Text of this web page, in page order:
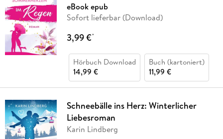
eBook epub
Sofort lieferbar (Download)
3,99 €*
Hörbuch Download
14,99 €
Buch (kartoniert)
11,99 €
Schneebälle ins Herz: Winterlicher
Liebesroman
Karin Lindberg